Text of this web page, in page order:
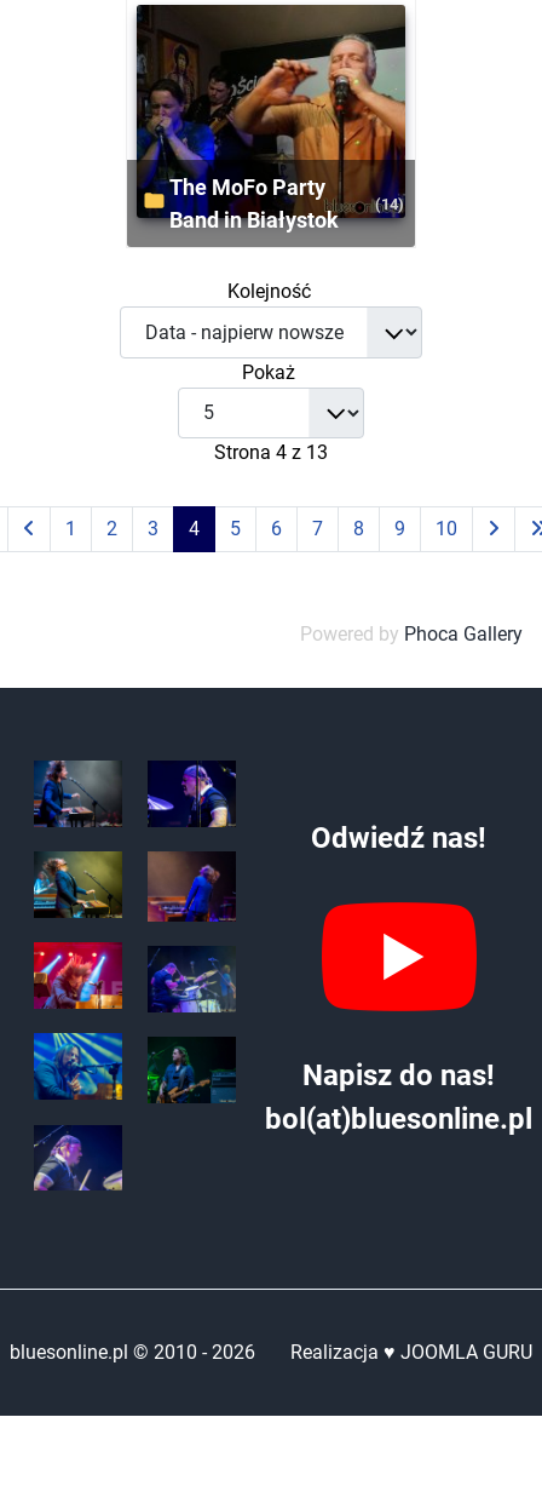
The MoFo Party
Band in Białystok
(14)
Kolejność
Pokaż
Strona 4 z 13
1 2 3 4 5 6 7 8 9 10
Powered by Phoca Gallery
Odwiedź nas!
Napisz do nas!
bol(at)bluesonline.pl
bluesonline.pl © 2010 -2026 Realizacja ♥ JOOMLA GURU